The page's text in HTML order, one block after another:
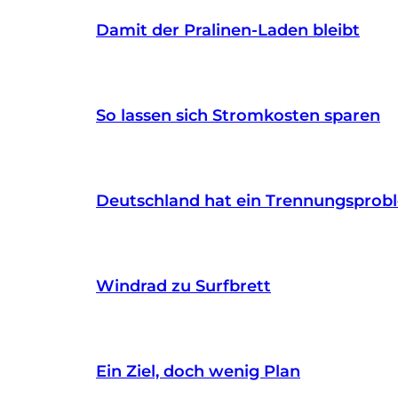
Damit der Pralinen-Laden bleibt
So lassen sich Stromkosten sparen
Deutschland hat ein
Windrad zu Surfbrett
Ein Ziel, doch wenig Plan